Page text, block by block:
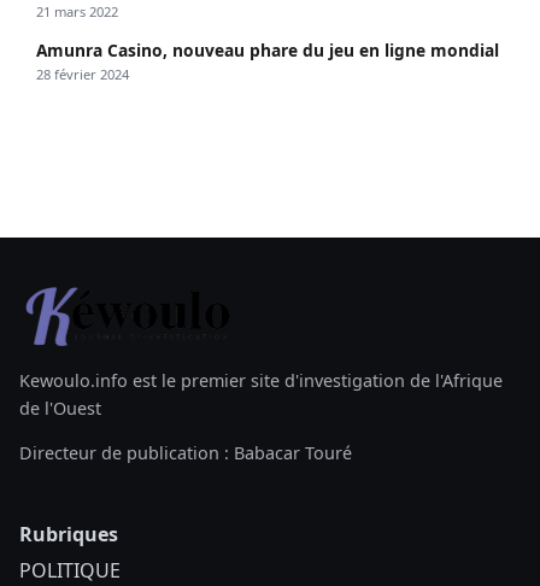
21 mars 2022
Amunra Casino, nouveau phare du jeu en ligne mondial
28 février 2024
Kewoulo.info est le premier site d'investigation de l'Afrique
de l'Ouest
Directeur de publication : Babacar Touré
Rubriques
POLITIQUE